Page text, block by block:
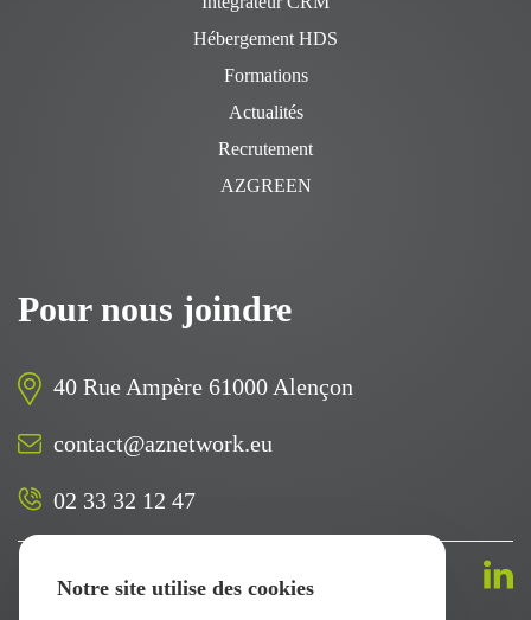
Notre site utilise des cookies
Hébergement HDS
Formations
Actualités
Recrutement
AZGREEN
Pour nous joindre
40 Rue Ampère 61000 Alençon
contact@aznetwork.eu
02 33 32 12 47
Suivez-nous sur